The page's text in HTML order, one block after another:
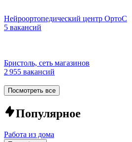
Нейроортопедический центр ОртоС
5 вакансий
Бристоль, сеть магазинов
2 955 вакансий
Посмотреть все
Популярное
Работа из дома